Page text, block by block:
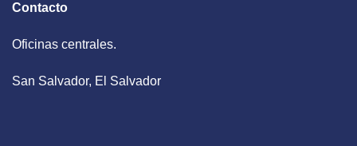
Contacto
Oficinas centrales.
San Salvador, El Salvador